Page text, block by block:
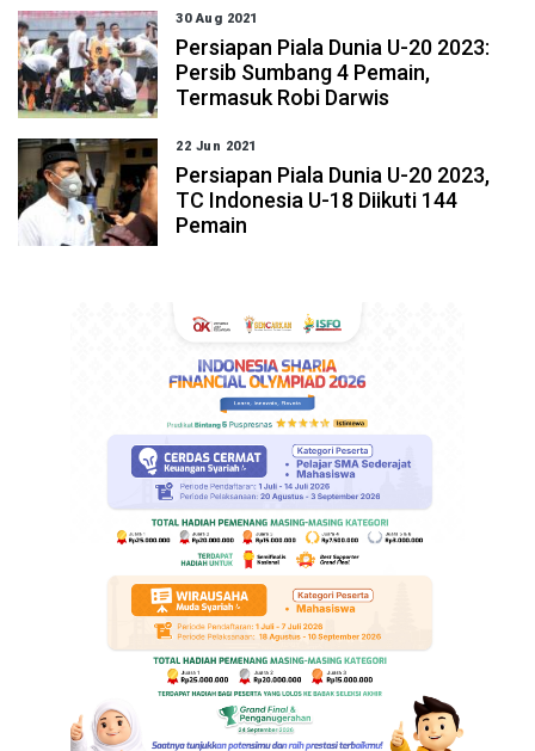
30 Aug 2021
Persiapan Piala Dunia U-20 2023:
Persib Sumbang 4 Pemain,
Termasuk Robi Darwis
22 Jun 2021
Persiapan Piala Dunia U-20 2023,
TC Indonesia U-18 Diikuti 144
Pemain